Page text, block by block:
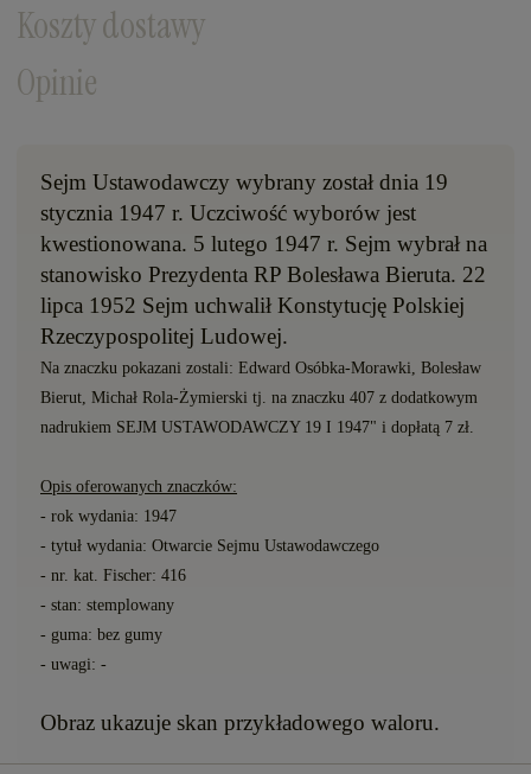
Koszty dostawy
Opinie
Sejm Ustawodawczy wybrany został dnia 19
stycznia 1947 r. Uczciwość wyborów jest
kwestionowana. 5 lutego 1947 r. Sejm wybrał na
stanowisko Prezydenta RP Bolesława Bieruta. 22
lipca 1952 Sejm uchwalił Konstytucję Polskiej
Rzeczypospolitej Ludowej.
Na znaczku pokazani zostali: Edward Osóbka-Morawki, Bolesław
Bierut, Michał Rola-Żymierski tj. na znaczku 407 z dodatkowym
nadrukiem SEJM USTAWODAWCZY 19 I 1947" i dopłatą 7 zł.
Opis oferowanych znaczków:
- rok wydania: 1947
- tytuł wydania: Otwarcie Sejmu Ustawodawczego
- nr. kat. Fischer: 416
- stan: stemplowany
- guma: bez gumy
- uwagi: -
Obraz ukazuje skan przykładowego waloru.